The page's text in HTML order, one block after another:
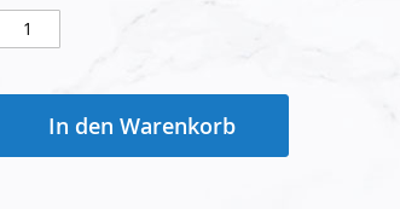
In den Warenkorb